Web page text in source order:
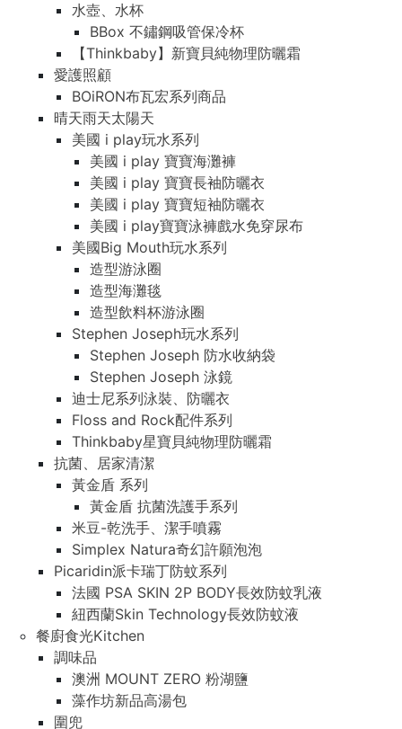
水壺、水杯
BBox 不鏽鋼吸管保冷杯
【Thinkbaby】新寶貝純物理防曬霜
愛護照顧
BOiRON布瓦宏系列商品
晴天雨天太陽天
美國 i play玩水系列
美國 i play 寶寶海灘褲
美國 i play 寶寶長袖防曬衣
美國 i play 寶寶短袖防曬衣
美國 i play寶寶泳褲戲水免穿尿布
美國Big Mouth玩水系列
造型游泳圈
造型海灘毯
造型飲料杯游泳圈
Stephen Joseph玩水系列
Stephen Joseph 防水收納袋
Stephen Joseph 泳鏡
迪士尼系列泳裝、防曬衣
Floss and Rock配件系列
Thinkbaby星寶貝純物理防曬霜
抗菌、居家清潔
黃金盾 系列
黃金盾 抗菌洗護手系列
米豆-乾洗手、潔手噴霧
Simplex Natura奇幻許願泡泡
Picaridin派卡瑞丁防蚊系列
法國 PSA SKIN 2P BODY長效防蚊乳液
紐西蘭Skin Technology長效防蚊液
餐廚食光Kitchen
調味品
澳洲 MOUNT ZERO 粉湖鹽
藻作坊新品高湯包
圍兜